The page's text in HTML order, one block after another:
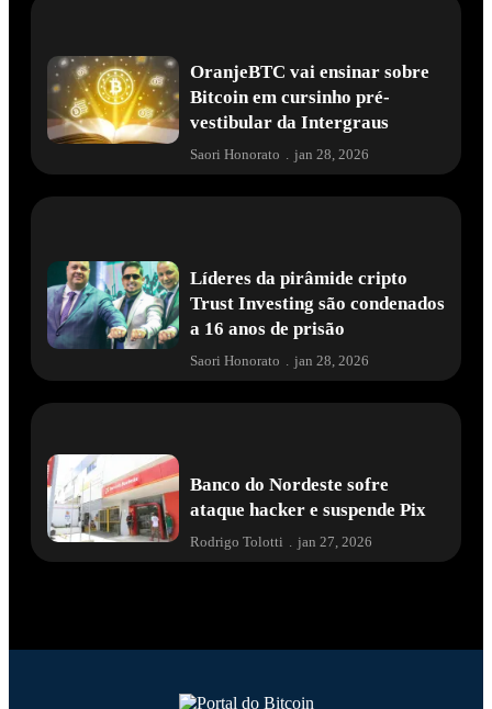
OranjeBTC vai ensinar sobre
Bitcoin em cursinho pré-
vestibular da Intergraus
Saori Honorato . jan 28, 2026
Líderes da pirâmide cripto
Trust Investing são condenados
a 16 anos de prisão
Saori Honorato . jan 28, 2026
Banco do Nordeste sofre
ataque hacker e suspende Pix
Rodrigo Tolotti jan 27, 2026